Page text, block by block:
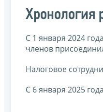
Хронология
С 1 января 2024
членов
Налоговое
С 6 января 2025